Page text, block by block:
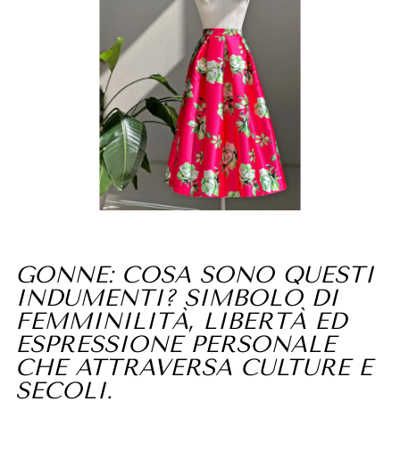
GONNE: COSA SONO QUESTI
INDUMENTI? SIMBOLO DI
FEMMINILITÀ, LIBERTÀ ED
ESPRESSIONE PERSONALE
CHE ATTRAVERSA CULTURE E
SECOLI.